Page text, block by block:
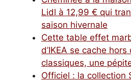
Lidl à 12,99 € qui
saison hivernale
Cette table effet
d’IKEA se cache
classiques, une
Officiel : la collection